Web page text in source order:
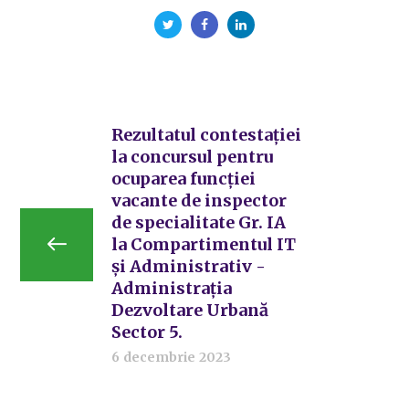
Rezultatul contestației
la concursul pentru
ocuparea funcției
vacante de inspector
de specialitate Gr. IA
la Compartimentul IT
și Administrativ -
Administrația
Dezvoltare Urbană
Sector 5.
6 decembrie 2023